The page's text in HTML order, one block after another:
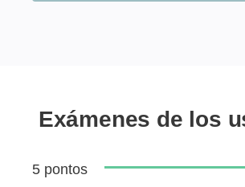
Exámenes de los
5 pontos